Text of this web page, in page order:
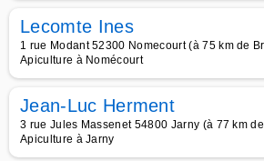
Lecomte Ines
1 rue Modant 52300 Nomecourt (à 75 km de
Apiculture à Nomécourt
Jean-Luc Herment
3 rue Jules Massenet 54800 Jarny (à 77 km
Apiculture à Jarny